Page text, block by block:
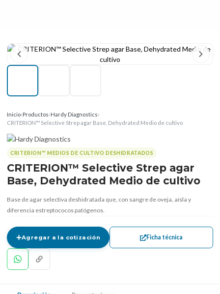
Inicio›Productos›Hardy Diagnostics›
CRITERION™ Selective Strep agar Base, Dehydrated Medio de cultivo
CRITERION™ MEDIOS DE CULTIVO DESHIDRATADOS
CRITERION™ Selective Strep agar
Base, Dehydrated Medio de cultivo
Base de agar selectiva deshidratada que, con sangre de oveja, aísla y
diferencia estreptococos patógenos.
Agregar a la cotización Ficha técnica